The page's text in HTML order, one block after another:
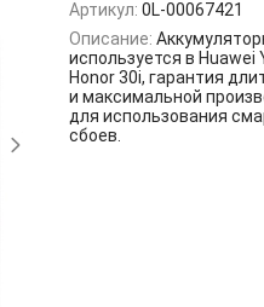
Артикул: 0L-00067421
Описание:
используется в Huawei
Honor 30i, гарантия
и максимальной
для использования
сбоев.